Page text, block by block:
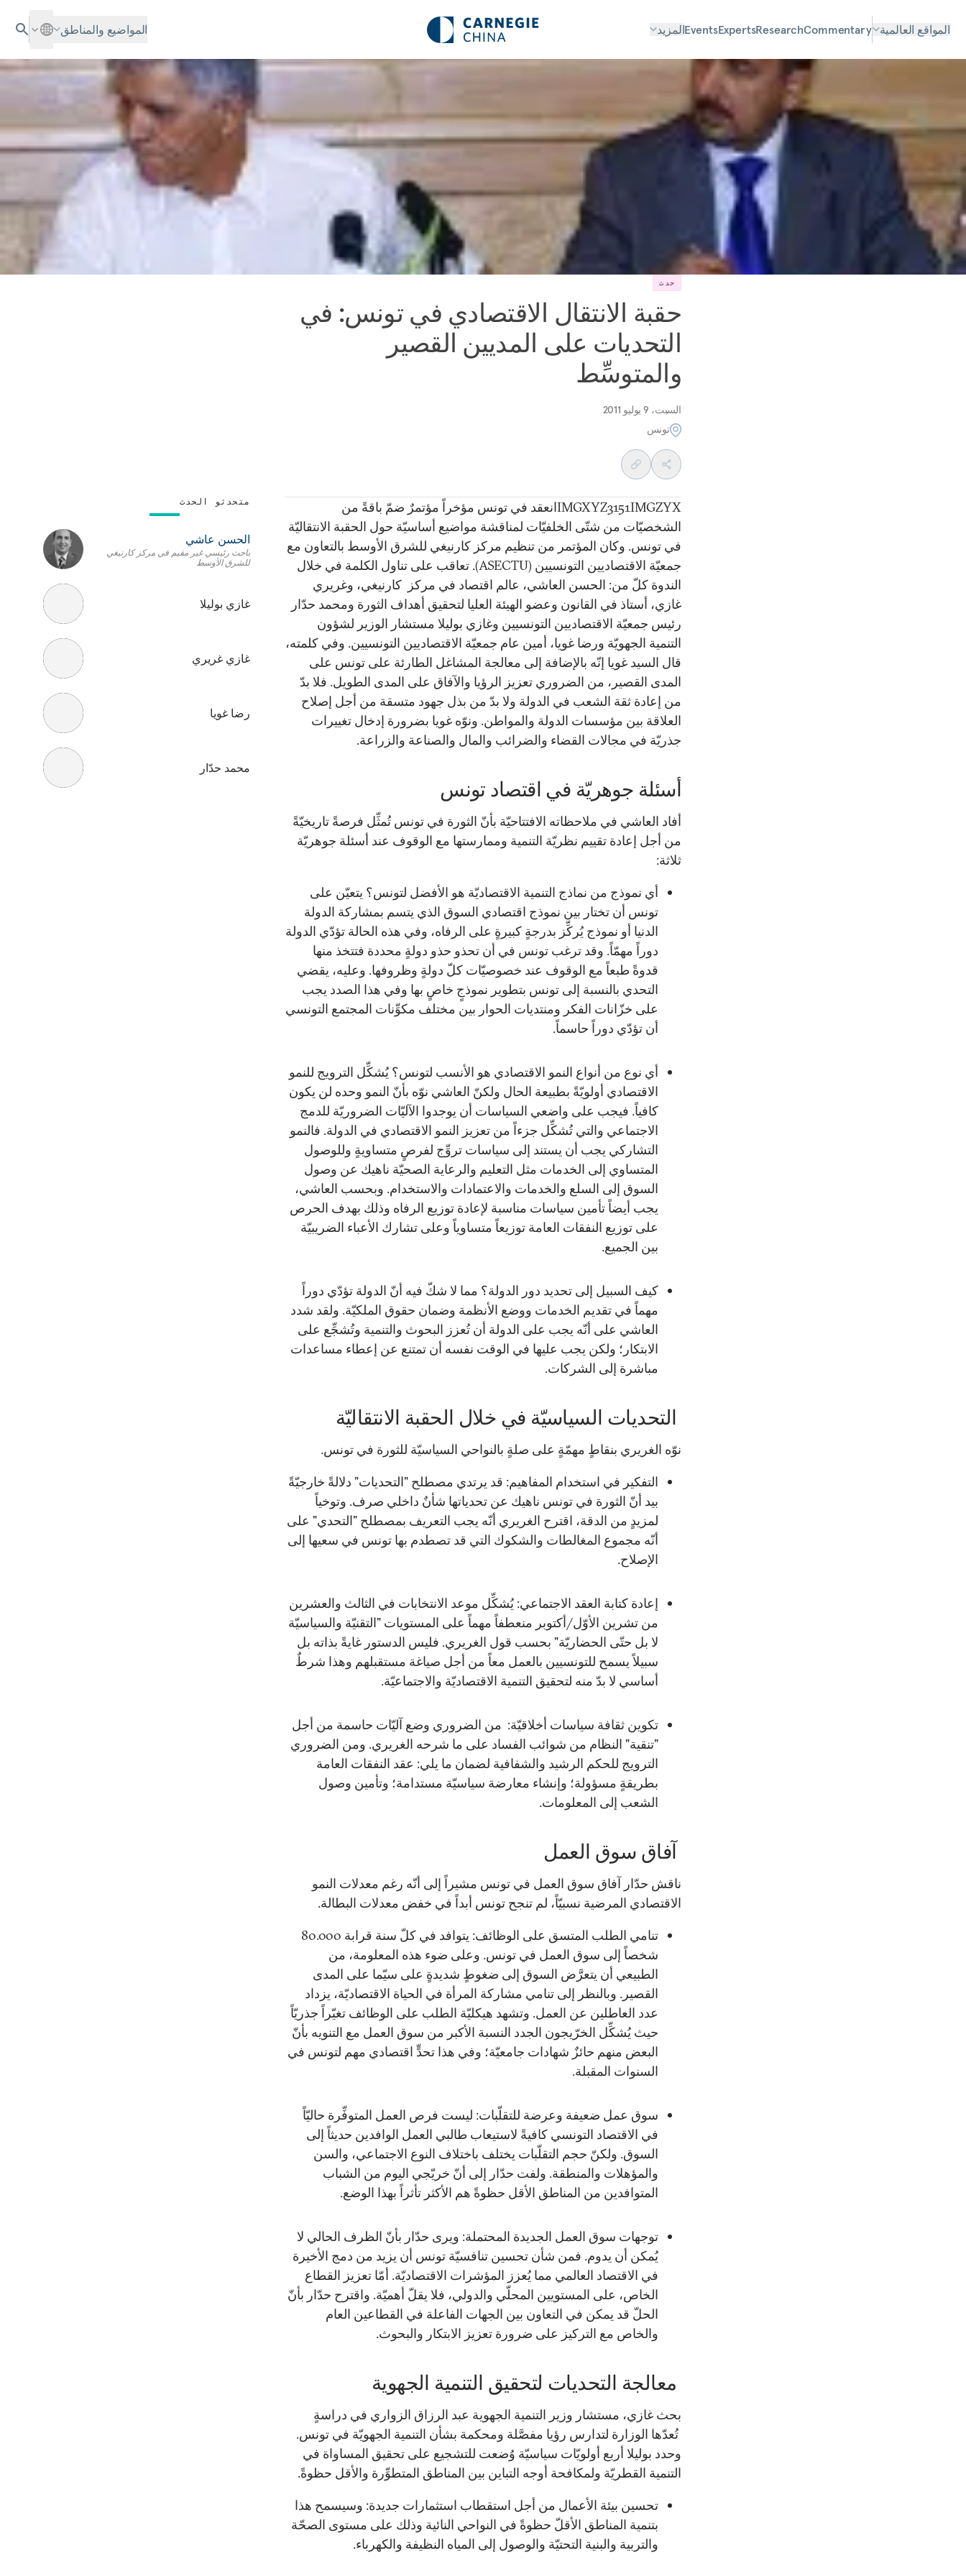
المواقع العالمية Commentary
Research
Experts
Eventsالمزيد المواضيع والمناطق
حدث
حقبة الانتقال الاقتصادي في تونس: في
التحديات على المديين القصير
والمتوسِّط
السبت، 9 يوليو 2011
تونس
IMGXYZ3151IMGZYXانعقد في تونس مؤخراً مؤتمرٌ ضمّ باقةً من
الشخصيّات من شتّى الخلفيّات لمناقشة مواضيع أساسيّة حول الحقبة الانتقاليّة
في تونس. وكان المؤتمر من تنظيم مركز كارنيغي للشرق الأوسط بالتعاون مع
جمعيّة الاقتصاديين التونسيين (ASECTU). تعاقب على تناول الكلمة في خلال
الندوة كلّ من: الحسن العاشي، عالم اقتصاد في مركز كارنيغي، وغريري
غازي، أستاذ في القانون وعضو الهيئة العليا لتحقيق أهداف الثورة ومحمد حدّار
رئيس جمعيّة الاقتصاديين التونسيين وغازي بوليلا مستشار الوزير لشؤون
التنمية الجهويّة ورضا غويا، أمين عام جمعيّة الاقتصاديين التونسيين. وفي كلمته،
قال السيد غويا إنّه بالإضافة إلى معالجة المشاغل الطارئة على تونس على
المدى القصير، من الضروري تعزيز الرؤيا والآفاق على المدى الطويل. فلا بدّ
من إعادة ثقة الشعب في الدولة ولا بدّ من بذل جهود متسقة من أجل إصلاح
العلاقة بين مؤسسات الدولة والمواطن. ونوّه غويا بضرورة إدخال تغييرات
جذريّة في مجالات القضاء والضرائب والمال والصناعة والزراعة.
أسئلة جوهريّة في اقتصاد تونس
أفاد العاشي في ملاحظاته الافتتاحيّة بأنّ الثورة في تونس تُمثِّل فرصةً تاريخيّةً
من أجل إعادة تقييم نظريّة التنمية وممارستها مع الوقوف عند أسئلة جوهريّة
ثلاثة:
أي نموذج من نماذج التنمية الاقتصاديّة هو الأفضل لتونس؟ يتعيّن على
تونس أن تختار بين نموذج اقتصادي السوق الذي يتسم بمشاركة الدولة
الدنيا أو نموذج يُركِّز بدرجةٍ كبيرةٍ على الرفاه، وفي هذه الحالة تؤدّي الدولة
دوراً مهمّاً. وقد ترغب تونس في أن تحذو حذو دولةٍ محددة فتتخذ منها
قدوةً طبعاً مع الوقوف عند خصوصيّات كلّ دولةٍ وظروفها. وعليه، يقضي
التحدي بالنسبة إلى تونس بتطوير نموذجٍ خاصٍ بها وفي هذا الصدد يجب
على خزّانات الفكر ومنتديات الحوار بين مختلف مكوِّنات المجتمع التونسي
أن تؤدّي دوراً حاسماً.
أي نوع من أنواع النمو الاقتصادي هو الأنسب لتونس؟ يُشكِّل الترويج للنمو
الاقتصادي أولويّةً بطبيعة الحال ولكنّ العاشي نوّه بأنّ النمو وحده لن يكون
كافياً. فيجب على واضعي السياسات أن يوجدوا الآليّات الضروريّة للدمج
الاجتماعي والتي تُشكِّل جزءاً من تعزيز النمو الاقتصادي في الدولة. فالنمو
التشاركي يجب أن يستند إلى سياسات تروِّج لفرصٍ متساويةٍ وللوصول
المتساوي إلى الخدمات مثل التعليم والرعاية الصحيّة ناهيك عن وصول
السوق إلى السلع والخدمات والاعتمادات والاستخدام. وبحسب العاشي،
يجب أيضاً تأمين سياسات مناسبة لإعادة توزيع الرفاه وذلك بهدف الحرص
على توزيع النفقات العامة توزيعاً متساوياً وعلى تشارك الأعباء الضريبيّة
بين الجميع.
كيف السبيل إلى تحديد دور الدولة؟ مما لا شكّ فيه أنّ الدولة تؤدّي دوراً
مهماً في تقديم الخدمات ووضع الأنظمة وضمان حقوق الملكيّة. ولقد شدد
العاشي على أنّه يجب على الدولة أن تُعزز البحوث والتنمية وتُشجِّع على
الابتكار؛ ولكن يجب عليها في الوقت نفسه أن تمتنع عن إعطاء مساعدات
مباشرة إلى الشركات.
التحديات السياسيّة في خلال الحقبة الانتقاليّة
نوّه الغريري بنقاطٍ مهمّةٍ على صلةٍ بالنواحي السياسيّة للثورة في تونس.
التفكير في استخدام المفاهيم: قد يرتدي مصطلح "التحديات" دلالةً خارجيّةً
بيد أنّ الثورة في تونس ناهيك عن تحدياتها شأنٌ داخلي صرف. وتوخياً
لمزيدٍ من الدقة، اقترح الغريري أنّه يجب التعريف بمصطلح "التحدي" على
أنّه مجموع المغالطات والشكوك التي قد تصطدم بها تونس في سعيها إلى
الإصلاح.
إعادة كتابة العقد الاجتماعي: يُشكِّل موعد الانتخابات في الثالث والعشرين
من تشرين الأوّل/أكتوبر منعطفاً مهماً على المستويات "التقنيّة والسياسيّة
لا بل حتّى الحضاريّة" بحسب قول الغريري. فليس الدستور غايةً بذاته بل
سبيلاً يسمح للتونسيين بالعمل معاً من أجل صياغة مستقبلهم وهذا شرطٌ
أساسي لا بدّ منه لتحقيق التنمية الاقتصاديّة والاجتماعيّة.
تكوين ثقافة سياسات أخلاقيّة: من الضروري وضع آليّات حاسمة من أجل
"تنقية" النظام من شوائب الفساد على ما شرحه الغريري. ومن الضروري
الترويج للحكم الرشيد والشفافية لضمان ما يلي: عقد النفقات العامة
بطريقةٍ مسؤولة؛ وإنشاء معارضة سياسيّة مستدامة؛ وتأمين وصول
الشعب إلى المعلومات.
آفاق سوق العمل
ناقش حدّار آفاق سوق العمل في تونس مشيراً إلى أنّه رغم معدلات النمو
الاقتصادي المرضية نسبيّاً، لم تنجح تونس أبداً في خفض معدلات البطالة.
تنامي الطلب المتسق على الوظائف: يتوافد في كلّ سنة قرابة 80.000
شخصاً إلى سوق العمل في تونس. وعلى ضوء هذه المعلومة، من
الطبيعي أن يتعرَّض السوق إلى ضغوطٍ شديدةٍ على سيّما على المدى
القصير. وبالنظر إلى تنامي مشاركة المرأة في الحياة الاقتصاديّة، يزداد
عدد العاطلين عن العمل. وتشهد هيكليّة الطلب على الوظائف تغيّراً جذريّاً
حيث يُشكِّل الخرّيجون الجدد النسبة الأكبر من سوق العمل مع التنويه بأنّ
البعض منهم حائزٌ شهادات جامعيّة؛ وفي هذا تحدٍّ اقتصادي مهم لتونس في
السنوات المقبلة.
سوق عمل ضعيفة وعرضة للتقلّبات: ليست فرص العمل المتوفِّرة حاليّاً
في الاقتصاد التونسي كافيةً لاستيعاب طالبي العمل الوافدين حديثاً إلى
السوق. ولكنّ حجم التقلّبات يختلف باختلاف النوع الاجتماعي، والسن
والمؤهلات والمنطقة. ولفت حدّار إلى أنّ خريّجي اليوم من الشباب
المتوافدين من المناطق الأقل حظوةً هم الأكثر تأثراً بهذا الوضع.
توجهات سوق العمل الجديدة المحتملة: ويرى حدّار بأنّ الظرف الحالي لا
يُمكن أن يدوم. فمن شأن تحسين تنافسيّة تونس أن يزيد من دمج الأخيرة
في الاقتصاد العالمي مما يُعزز المؤشرات الاقتصاديّة. أمّا تعزيز القطاع
الخاص، على المستويين المحلّي والدولي، فلا يقلّ أهميّة. واقترح حدّار بأنّ
الحلّ قد يمكن في التعاون بين الجهات الفاعلة في القطاعين العام
والخاص مع التركيز على ضرورة تعزيز الابتكار والبحوث.
معالجة التحديات لتحقيق التنمية الجهوية
بحث غازي، مستشار وزير التنمية الجهوية عبد الرزاق الزواري في دراسةٍ
تُعدّها الوزارة لتدارس رؤيا مفصَّلة ومحكمة بشأن التنمية الجهويّة في تونس.
وحدد بوليلا أربع أولويّات سياسيّة وُضعت للتشجيع على تحقيق المساواة في
التنمية القطريّة ولمكافحة أوجه التباين بين المناطق المتطوِّرة والأقل حظوةً.
تحسين بيئة الأعمال من أجل استقطاب استثمارات جديدة: وسيسمح هذا
بتنمية المناطق الأقلّ حظوةً في النواحي النائية وذلك على مستوى الصحّة
والتربية والبنية التحتيّة والوصول إلى المياه النظيفة والكهرباء.
متحدثو الحدث
الحسن عاشي
باحث رئيسي غير مقيم في مركز كارنيغي
للشرق الأوسط
غازي بوليلا
غازي غريري
رضا غويا
محمد حدّار